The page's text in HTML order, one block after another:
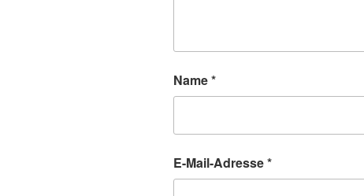
Name*
E-Mail-Adresse*